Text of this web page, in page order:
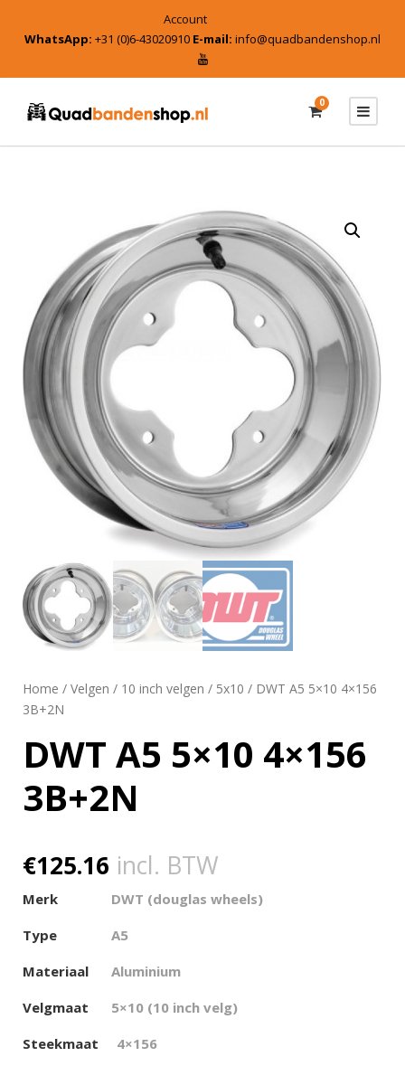
Account
WhatsApp: +31 (0)6-43020910 E-mail: info@quadbandenshop.nl
0
Home / Velgen / 10 inch velgen / 5x10 / DWT A5 5×10 4×156
3B+2N
DWT A5 5×10 4×156
3B+2N
€125.16 incl. BTW
Merk
DWT (douglas wheels)
Type
A5
Materiaal
Aluminium
Velgmaat
5×10 (10 inch velg)
Steekmaat
4×156